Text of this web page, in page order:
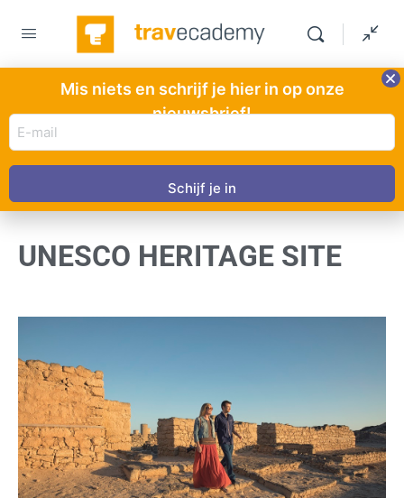
HOOFDSTUK 1VAN 0
UNESCO HERITAGE SITE
Mis niets en schrijf je hier in op onze
nieuwsbrief!
E-
mail
adres